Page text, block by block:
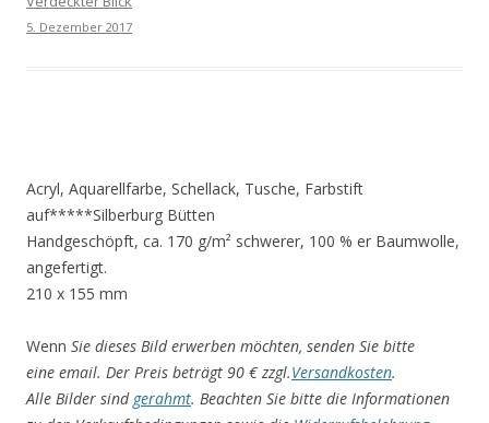
5. Dezember 2017
Acryl, Aquarellfarbe, Schellack, Tusche, Farbstift
auf*****Silberburg Bütten
Handgeschöpft, ca. 170 g/m² schwerer, 100 % er Baumwolle,
angefertigt.
210 x 155 mm
Wenn Sie dieses Bild erwerben möchten, senden Sie bitte
eine email. Der Preis beträgt 90 € zzgl.Versandkosten.
Alle Bilder sind gerahmt. Beachten Sie bitte die Informationen